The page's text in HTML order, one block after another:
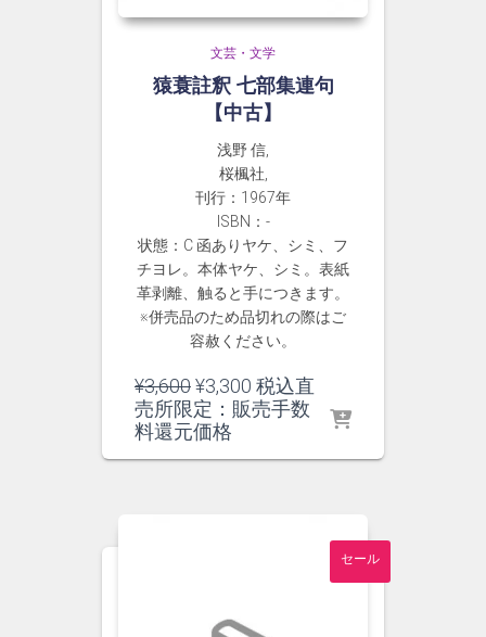
文芸・文学
猿蓑註釈 七部集連句
【中古】
浅野 信,
桜楓社,
刊行：1967年
ISBN：-
状態：C 函ありヤケ、シミ、フ
チヨレ。本体ヤケ、シミ。表紙
革剥離、触ると手につきます。
※併売品のため品切れの際はご
容赦ください。
¥3,600元
の
価
¥3,300 現
在
税込直
売所限定：販売手数
料還元価格
セール